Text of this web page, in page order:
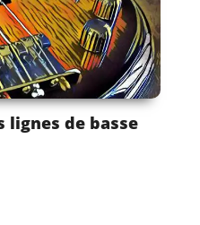
lignes de basse